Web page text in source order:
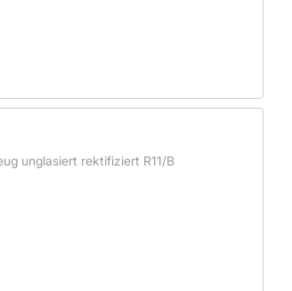
unglasiert rektifiziert R11/B